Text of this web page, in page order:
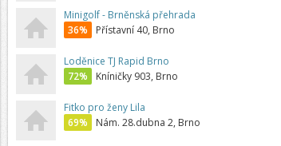
Minigolf - Brněnská přehrada
36%
Přístavní 40, Brno
Loděnice TJ Rapid Brno
72%
Kníničky 903, Brno
Fitko pro ženy Lila
69%
Nám. 28.dubna 2, Brno